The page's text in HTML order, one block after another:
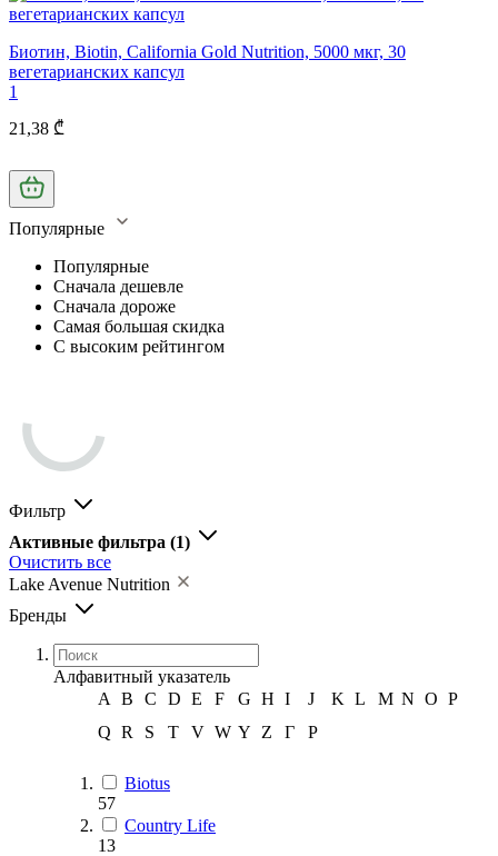
Биотин, Biotin, California Gold Nutrition, 5000 мкг, 30
вегетарианских капсул
1
21,38 ₾
Популярные
Популярные
Сначала дешевле
Сначала дороже
Самая большая скидка
С высоким рейтингом
Фильтр
Активные фильтра (1)
Очистить все
Lake Avenue Nutrition
Бренды
Алфавитный указатель
A
B C D E F G H I J K L M N O P
Q R S T V W Y Z Г Р
Biotus
57
Country Life
13